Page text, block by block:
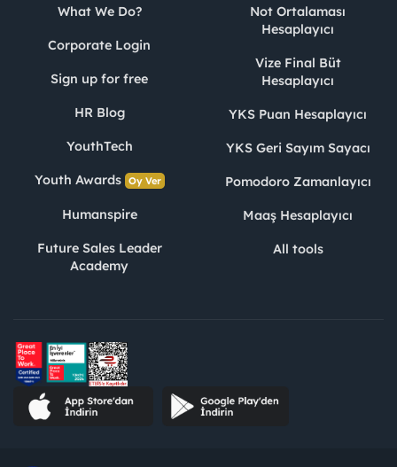
What We Do?
Corporate Login
Sign up for free
HR Blog
YouthTech
Youth Awards Oy Ver
Humanspire
Future Sales Leader
Academy
Not Ortalaması
Hesaplayıcı
Vize Final Büt
Hesaplayıcı
YKS Puan Hesaplayıcı
YKS Geri Sayım Sayacı
Pomodoro Zamanlayıcı
Maaş Hesaplayıcı
All tools